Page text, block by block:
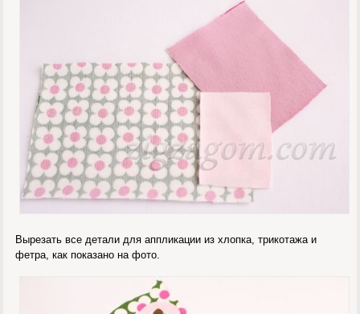
Вырезать все детали для аппликации из хлопка, трикотажа и
фетра, как показано на фото.